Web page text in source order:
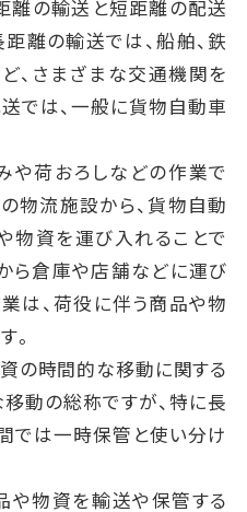
離の輸送と短距離の配送
離の輸送では、船舶、鉄
、さまざまな交通機関を
では、一般に貨物自動車
や荷おろしなどの作業で
物流施設から、貨物自動
物資を運び入れることで
ら倉庫や店舗などに運び
は、荷役に伴う商品や物
。
の時間的な移動に関する
動の総称ですが、特に長
では一時保管と使い分け
や物資を輸送や保管する